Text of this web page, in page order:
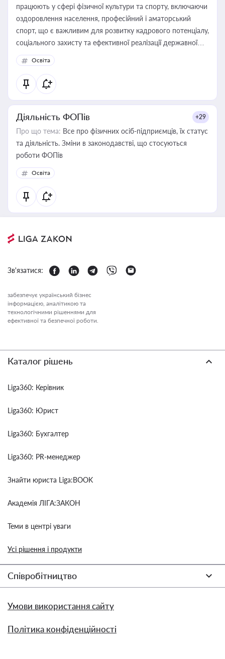
працюють у сфері фізичної культури та спорту, включаючи
оздоровлення населення, професійний і аматорський
спорт, що є важливим для розвитку кадрового потенціалу,
соціального захисту та ефективної реалізації державної
політики у цій галузі
Освіта
Діяльність ФОПів +29
Про що тема: Все про фізичних осіб-підприємців, їх статус
та діяльність. Зміни в законодавстві, що стосуються
роботи ФОПів
Освіта
Зв'язатися:
забезпечує український бізнес
інформацією, аналітикою та
технологічними рішеннями для
ефективної та безпечної роботи.
Каталог рішень
Liga360: Керівник
Liga360: Юрист
Liga360: Бухгалтер
Liga360: PR-менеджер
Знайти юриста Liga:BOOK
Академія ЛІГА:ЗАКОН
Теми в центрі уваги
Усі рішення і продукти
Співробітництво
Умови використання сайту
Політика конфіденційності